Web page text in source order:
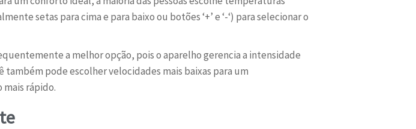
setas para cima e para baixo ou botões ‘+’ e ‘-‘) para selecionar o
a melhor opção, pois o aparelho gerencia a intensidade
pode escolher velocidades mais baixas para um
rápido.